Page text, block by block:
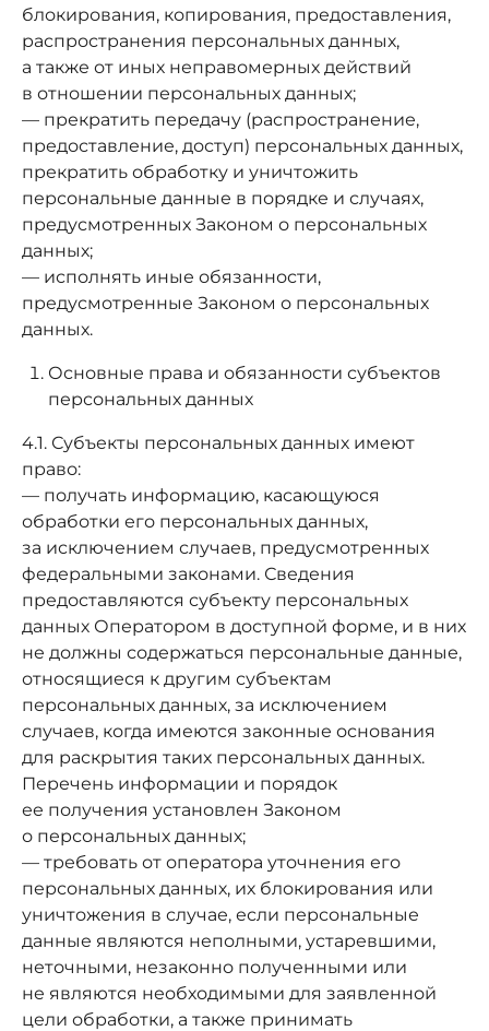
блокирования, копирования, предоставления,
распространения персональных данных,
а также от иных неправомерных действий
в отношении персональных данных;
— прекратить передачу (распространение,
предоставление, доступ) персональных данных,
прекратить обработку и уничтожить
персональные данные в порядке и случаях,
предусмотренных Законом о персональных
данных;
— исполнять иные обязанности,
предусмотренные Законом о персональных
данных.
Основные права и обязанности субъектов
персональных данных
4.1. Субъекты персональных данных имеют
право:
— получать информацию, касающуюся
обработки его персональных данных,
за исключением случаев, предусмотренных
федеральными законами. Сведения
предоставляются субъекту персональных
данных Оператором в доступной форме, и в них
не должны содержаться персональные данные,
относящиеся к другим субъектам
персональных данных, за исключением
случаев, когда имеются законные основания
для раскрытия таких персональных данных.
Перечень информации и порядок
ее получения установлен Законом
о персональных данных;
— требовать от оператора уточнения его
персональных данных, их блокирования или
уничтожения в случае, если персональные
данные являются неполными, устаревшими,
неточными, незаконно полученными или
не являются необходимыми для заявленной
цели обработки, а также принимать